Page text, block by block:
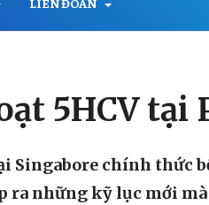
5HCV tại
chính thức
ra những kỹ lục mới